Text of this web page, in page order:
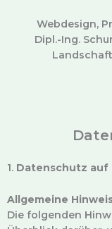
Webdesign,
Dipl.-Ing.
1. Datenschutz auf
Allgemeine
Die folgenden